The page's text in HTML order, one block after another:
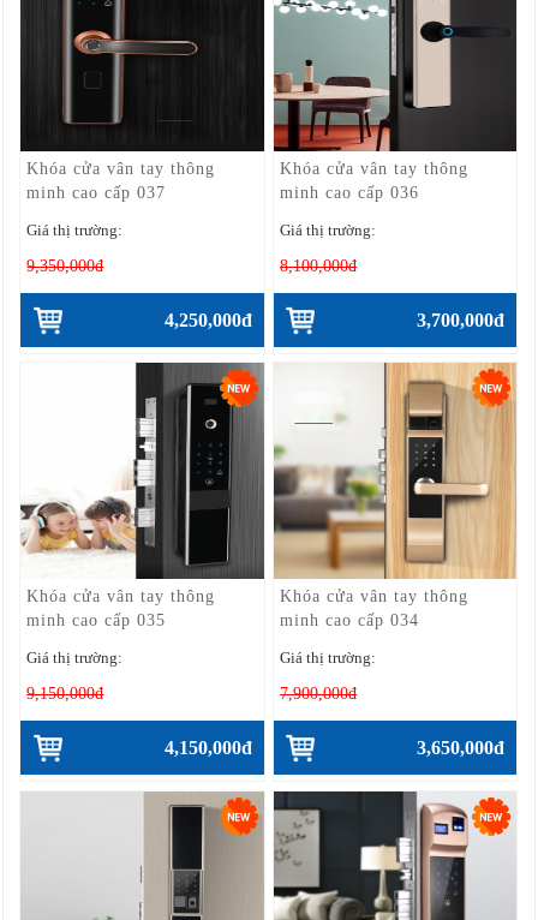
Khóa cửa vân tay thông
minh cao cấp 037
Giá thị trường:
9,350,000đ
4,250,000đ
Khóa cửa vân tay thông
minh cao cấp 036
Giá thị trường:
8,100,000đ
3,700,000đ
Khóa cửa vân tay thông
minh cao cấp 035
Giá thị trường:
9,150,000đ
4,150,000đ
Khóa cửa vân tay thông
minh cao cấp 034
Giá thị trường:
7,900,000đ
3,650,000đ